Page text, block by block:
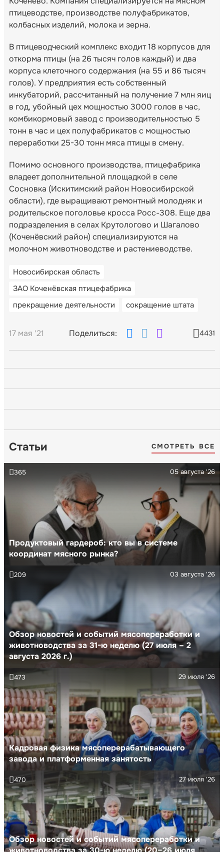
птицеводстве, производстве полуфабрикатов,
колбасных изделий, молока и зерна.
В птицеводческий комплекс входит 18 корпусов для
откорма птицы (на 26 тысяч голов каждый) и два
корпуса клеточного содержания (на 55 и 86 тысяч
голов). У предприятия есть собственный
инкубаторий, рассчитанный на получение 7 млн яиц
в год, убойный цех мощностью 3000 голов в час,
комбикормовый завод с производительностью 5
тонн в час и цех полуфабрикатов с мощностью
переработки 25-30 тонн мяса птицы в смену.
Помимо основного производства, птицефабрика
владеет дополнительной площадкой в селе
Сосновка (Искитимский район Новосибирской
области), где выращивают ремонтный молодняк и
родительское поголовье кросса Росс-308. Еще два
подразделения в селах Крутологово и Шагалово
(Коченёвский район) специализируются на
молочном животноводстве и растениеводстве.
Новосибирская область
ЗАО Коченёвская птицефабрика
прекращение деятельности
сокращение штата
17 мая '21 Поделиться: 4431
Статьи СМОТРЕТЬ ВСЕ
Продуктовый гардероб: кто вы в системе
координат мясного рынка?
05 августа '26
365
Обзор новостей и событий мясопереработки и
животноводства за 31-ю неделю (27 июля – 2
августа 2026 г.)
03 августа '26
209
Кадровая физика мясоперерабатывающего
завода и платформенная занятость
29 июля '26
473
Обзор новостей и событий мясопереработки и
27 июля '26
470